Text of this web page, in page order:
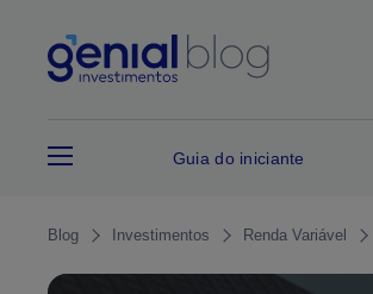
Guia do iniciante
Blog Investimentos Renda Variável